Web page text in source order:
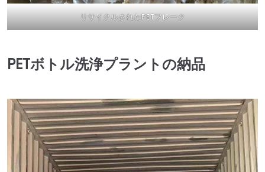
リサイクルされたPETフレーク
PETボトル洗浄プラントの納品